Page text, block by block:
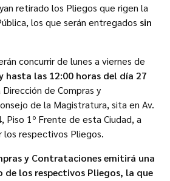
retirado los Pliegos que rigen la
los que serán entregados sin
concurrir de lunes a viernes de
hasta las 12:00 horas del día 27
Dirección de Compras y
de la Magistratura, sita en Av.
Piso 1º Frente de esta Ciudad, a
respectivos Pliegos.
y Contrataciones emitirá una
los respectivos Pliegos, la que